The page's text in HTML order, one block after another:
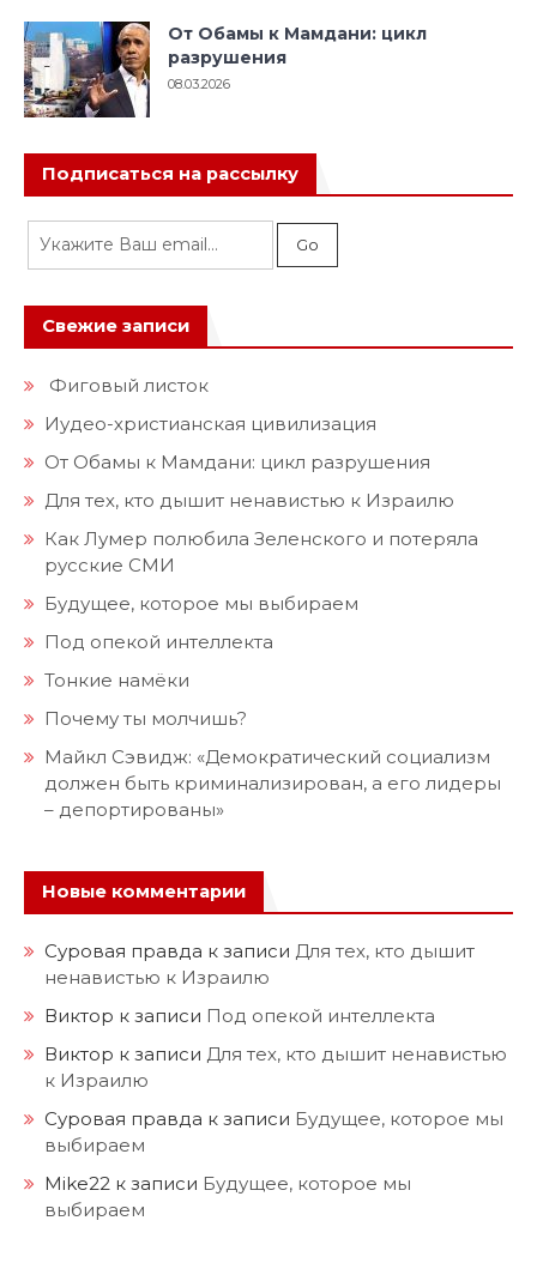
От Обамы к Мамдани: цикл
разрушения
08.03.2026
Подписаться на рассылку
Свежие записи
Фиговый листок
Иудео-христианская цивилизация
От Обамы к Мамдани: цикл разрушения
Для тех, кто дышит ненавистью к Израилю
Как Лумер полюбила Зеленского и потеряла
русские СМИ
Будущее, которое мы выбираем
Под опекой интеллекта
Тонкие намёки
Почему ты молчишь?
Майкл Сэвидж: «Демократический социализм
должен быть криминализирован, а его лидеры
– депортированы»
Новые комментарии
Суровая правда к записи Для тех, кто дышит
ненавистью к Израилю
Виктор к записи Под опекой интеллекта
Виктор к записи Для тех, кто дышит ненавистью
к Израилю
Суровая правда к записи Будущее, которое мы
выбираем
Mike22 к записи Будущее, которое мы
выбираем